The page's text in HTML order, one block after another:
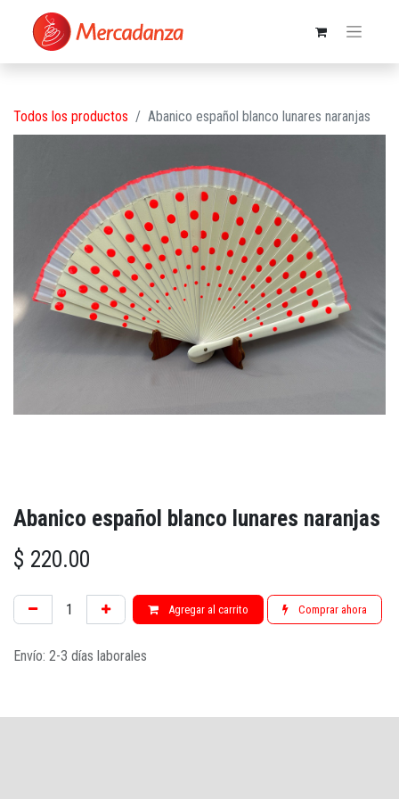
Todos los productos Abanico español blanco lunares naranjas
Abanico español blanco lunares naranjas
$ 220.00
Agregar al carrito Comprar ahora
Envío: 2-3 días laborales